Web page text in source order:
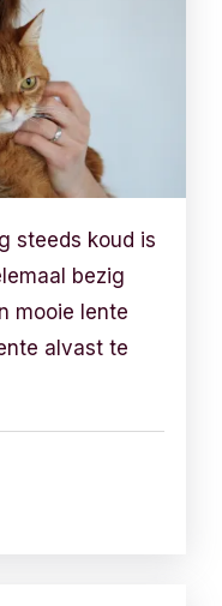
steeds koud is
bezig
mooie lente
alvast te